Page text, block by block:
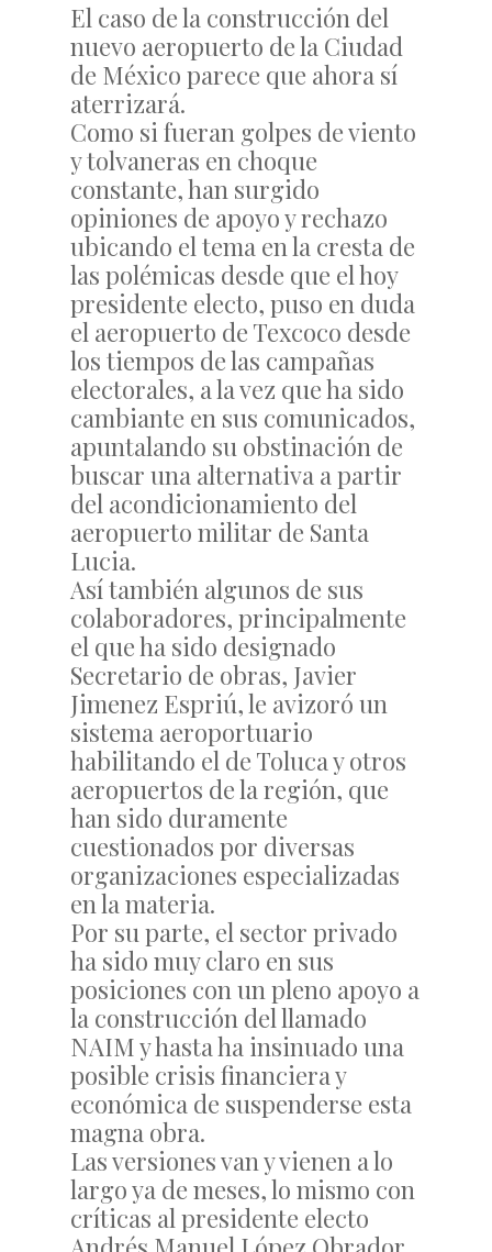
El caso de la construcción del
nuevo aeropuerto de la Ciudad
de México parece que ahora sí
aterrizará.
Como si fueran golpes de viento
y tolvaneras en choque
constante, han surgido
opiniones de apoyo y rechazo
ubicando el tema en la cresta de
las polémicas desde que el hoy
presidente electo, puso en duda
el aeropuerto de Texcoco desde
los tiempos de las campañas
electorales, a la vez que ha sido
cambiante en sus comunicados,
apuntalando su obstinación de
buscar una alternativa a partir
del acondicionamiento del
aeropuerto militar de Santa
Lucia.
Así también algunos de sus
colaboradores, principalmente
el que ha sido designado
Secretario de obras, Javier
Jimenez Espriú, le avizoró un
sistema aeroportuario
habilitando el de Toluca y otros
aeropuertos de la región, que
han sido duramente
cuestionados por diversas
organizaciones especializadas
en la materia.
Por su parte, el sector privado
ha sido muy claro en sus
posiciones con un pleno apoyo a
la construcción del llamado
NAIM y hasta ha insinuado una
posible crisis financiera y
económica de suspenderse esta
magna obra.
Las versiones van y vienen a lo
largo ya de meses, lo mismo con
críticas al presidente electo